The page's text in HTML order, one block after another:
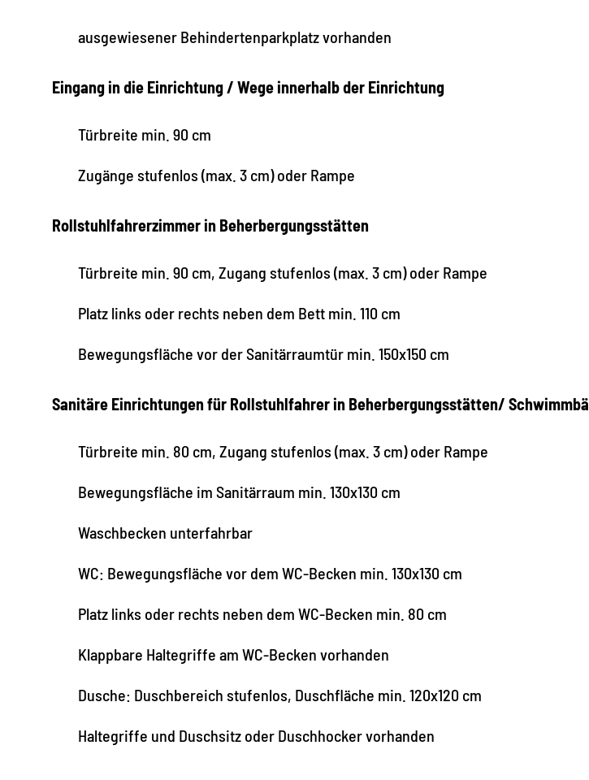
ausgewiesener Behindertenparkplatz vorhanden
Eingang in die Einrichtung / Wege innerhalb der Einrichtung
Türbreite min. 90 cm
Zugänge stufenlos (max. 3 cm) oder Rampe
Rollstuhlfahrerzimmer in Beherbergungsstätten
Türbreite min. 90 cm, Zugang stufenlos (max. 3 cm) oder Rampe
Platz links oder rechts neben dem Bett min. 110 cm
Bewegungsfläche vor der Sanitärraumtür min. 150x150 cm
Sanitäre Einrichtungen für Rollstuhlfahrer in Beherbergungsstätten/
Türbreite min. 80 cm, Zugang stufenlos (max. 3 cm) oder Rampe
Bewegungsfläche im Sanitärraum min. 130x130 cm
Waschbecken unterfahrbar
WC: Bewegungsfläche vor dem WC-Becken min. 130x130 cm
Platz links oder rechts neben dem WC-Becken min. 80 cm
Klappbare Haltegriffe am WC-Becken vorhanden
Dusche: Duschbereich stufenlos, Duschfläche min. 120x120 cm
Haltegriffe und Duschsitz oder Duschhocker vorhanden